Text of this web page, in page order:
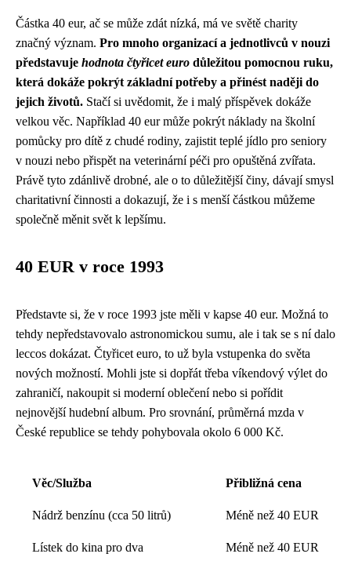
Částka 40 eur, ač se může zdát nízká, má ve světě charity
značný význam. Pro mnoho organizací a jednotlivců v nouzi
představuje hodnota čtyřicet euro důležitou pomocnou ruku,
která dokáže pokrýt základní potřeby a přinést naději do
jejich životů. Stačí si uvědomit, že i malý příspěvek dokáže
velkou věc. Například 40 eur může pokrýt náklady na školní
pomůcky pro dítě z chudé rodiny, zajistit teplé jídlo pro seniory
v nouzi nebo přispět na veterinární péči pro opuštěná zvířata.
Právě tyto zdánlivě drobné, ale o to důležitější činy, dávají smysl
charitativní činnosti a dokazují, že i s menší částkou můžeme
společně měnit svět k lepšímu.
40 EUR v roce 1993
Představte si, že v roce 1993 jste měli v kapse 40 eur. Možná to
tehdy nepředstavovalo astronomickou sumu, ale i tak se s ní dalo
leccos dokázat. Čtyřicet euro, to už byla vstupenka do světa
nových možností. Mohli jste si dopřát třeba víkendový výlet do
zahraničí, nakoupit si moderní oblečení nebo si pořídit
nejnovější hudební album. Pro srovnání, průměrná mzda v
České republice se tehdy pohybovala okolo 6 000 Kč.
Věc/Služba Přibližná cena
Nádrž benzínu (cca 50 litrů) Méně než 40 EUR
Lístek do kina pro dva Méně než 40 EUR